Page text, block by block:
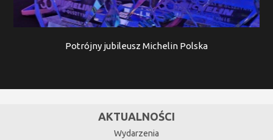
Potrójny jubileusz Michelin Polska
AKTUALNOŚCI
Wydarzenia